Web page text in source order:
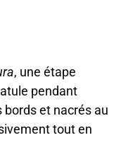
, une étape
pendant
et nacrés au
tout en